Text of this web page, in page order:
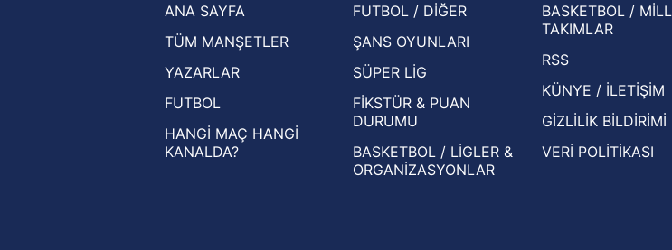
Ziraat Türkiye Kupası haberleri
UEFA Şampiyonlar Ligi haberleri
UEFA Avrupa Ligi haberleri
UEFA Konferans Ligi haberleri
basından gündem olan
Beşiktaş'ın UEFA Avrupa
Eleme Turu muhtemel
ANA SAYFA
TÜM MANŞETLER
YAZARLAR
FUTBOL
HANGİ MAÇ HANGİ
KANALDA?
FUTBOL / DİĞER
ŞANS OYUNLARI
SÜPER LİG
FİKSTÜR & PUAN
DURUMU
BASKETBOL / LİGLER &
ORGANİZASYONLAR
BASKETBOL /
TAKIMLAR
RSS
KÜNYE / İLETİŞİM
GİZLİLİK BİLDİRİMİ
VERİ POLİTİKASI